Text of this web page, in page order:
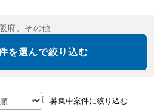
府、その他
を選んで絞り込む
募集中案件に絞り込む